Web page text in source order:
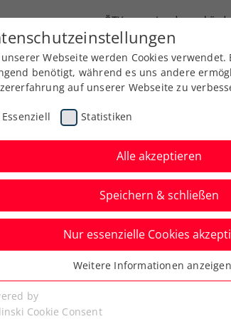
ÖTV
Ausbildung Services Über
in
Webseite werden Cookies verwendet.
benötigt, während es uns andere
auf unserer Webseite zu
Essenziell Statistiken
Alle akzeptieren
Speichern & schließen
Nur essenzielle Cookies
Cookies werden für grundlegende
benötigt. Dadurch ist gewährleistet,
Weitere Informationen
by
Cookie Consent